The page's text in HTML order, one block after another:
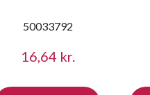
50033792
16,64 kr.